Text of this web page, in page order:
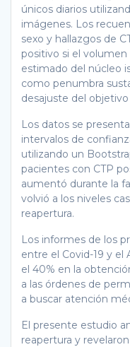
únicos diarios
imágenes. Los
sexo y hallazgos de
positivo si el
estimado del núcleo
como penumbra
desajuste del objetivo
Los datos se
intervalos de
utilizando un
pacientes con CTP
aumentó durante la
volvió a los niveles
reapertura.
Los informes de los
entre el Covid-19 y el
el 40% en la
a las órdenes de
a buscar atención
El presente estudio
reapertura y